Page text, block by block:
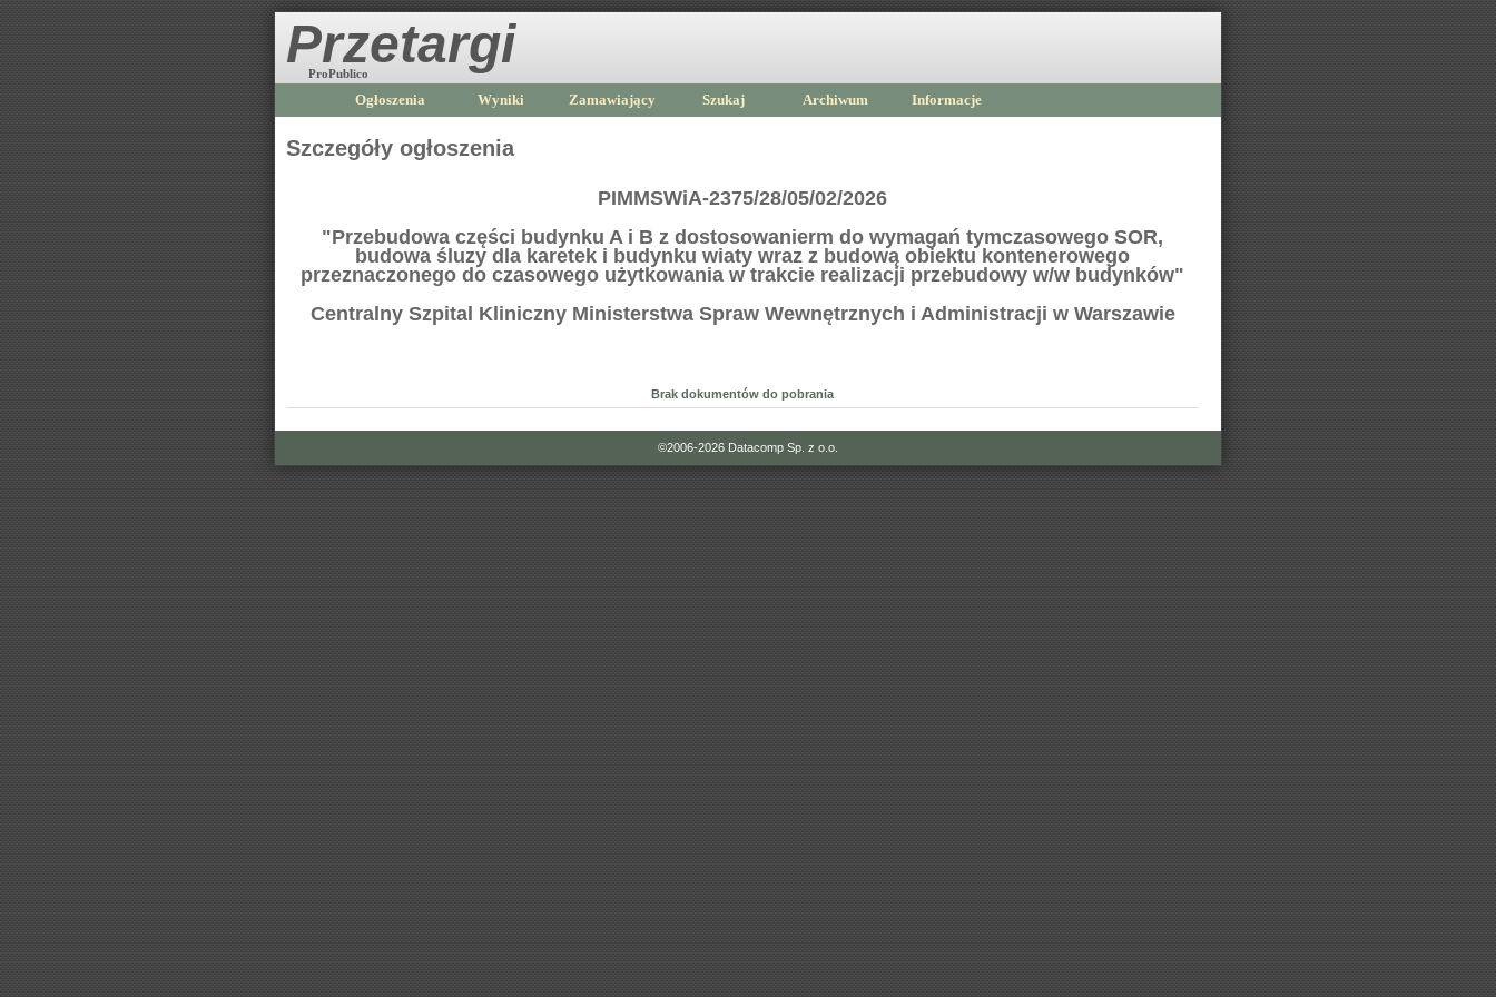
Przetargi
ProPublico
Ogłoszenia Wyniki Zamawiający Szukaj Archiwum Informacje
Szczegóły ogłoszenia
PIMMSWiA-2375/28/05/02/2026
"Przebudowa części budynku A i B z dostosowanierm do wymagań tymczasowego SOR,
budowa śluzy dla karetek i budynku wiaty wraz z budową obiektu kontenerowego
przeznaczonego do czasowego użytkowania w trakcie realizacji przebudowy w/w budynków"
Centralny Szpital Kliniczny Ministerstwa Spraw Wewnętrznych i Administracji w Warszawie
Brak dokumentów do pobrania
©2006-2026 Datacomp Sp. z o.o.